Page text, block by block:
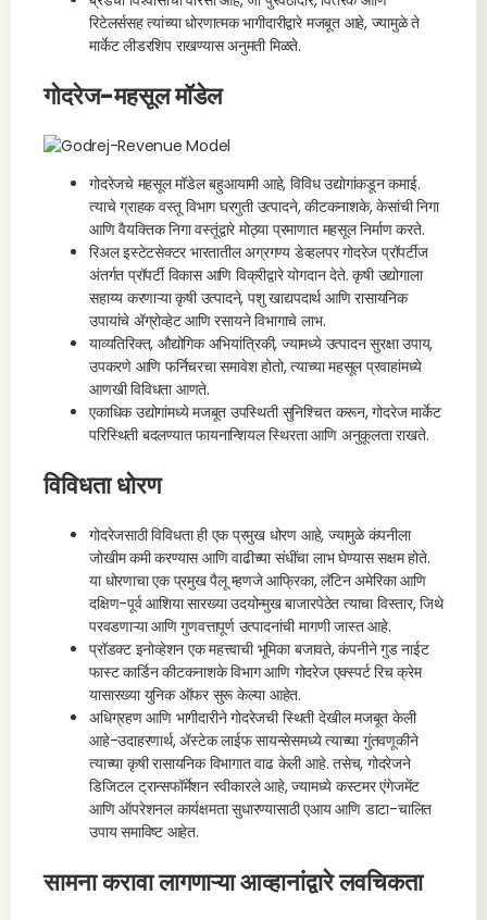
रिटेलर्ससह त्यांच्या धोरणात्मक भागीदारीद्वारे मजबूत आहे, ज्यामुळे ते
मार्केट लीडरशिप राखण्यास अनुमती मिळते.
गोदरेज-महसूल मॉडेल
गोदरेजचे महसूल मॉडेल बहुआयामी आहे, विविध उद्योगांकडून कमाई.
त्याचे ग्राहक वस्तू विभाग घरगुती उत्पादने, कीटकनाशके, केसांची निगा
आणि वैयक्तिक निगा वस्तूंद्वारे मोठ्या प्रमाणात महसूल निर्माण करते.
रिअल इस्टेटसेक्टर भारतातील अग्रगण्य डेव्हलपर गोदरेज प्रॉपर्टीज
अंतर्गत प्रॉपर्टी विकास आणि विक्रीद्वारे योगदान देते. कृषी उद्योगाला
सहाय्य करणाऱ्या कृषी उत्पादने, पशु खाद्यपदार्थ आणि रासायनिक
उपायांचे ॲग्रोव्हेट आणि रसायने विभागाचे लाभ.
याव्यतिरिक्त, औद्योगिक अभियांत्रिकी, ज्यामध्ये उत्पादन सुरक्षा उपाय,
उपकरणे आणि फर्निचरचा समावेश होतो, त्याच्या महसूल प्रवाहांमध्ये
आणखी विविधता आणते.
एकाधिक उद्योगांमध्ये मजबूत उपस्थिती सुनिश्चित करून, गोदरेज मार्केट
परिस्थिती बदलण्यात फायनान्शियल स्थिरता आणि अनुकूलता राखते.
विविधता धोरण
गोदरेजसाठी विविधता ही एक प्रमुख धोरण आहे, ज्यामुळे कंपनीला
जोखीम कमी करण्यास आणि वाढीच्या संधींचा लाभ घेण्यास सक्षम होते.
या धोरणाचा एक प्रमुख पैलू म्हणजे आफ्रिका, लॅटिन अमेरिका आणि
दक्षिण-पूर्व आशिया सारख्या उदयोन्मुख बाजारपेठेत त्याचा विस्तार, जिथे
परवडणाऱ्या आणि गुणवत्तापूर्ण उत्पादनांची मागणी जास्त आहे.
प्रॉडक्ट इनोव्हेशन एक महत्त्वाची भूमिका बजावते, कंपनीने गुड नाईट
फास्ट कार्डिन कीटकनाशके विभाग आणि गोदरेज एक्स्पर्ट रिच क्रेम
यासारख्या युनिक ऑफर सुरू केल्या आहेत.
अधिग्रहण आणि भागीदारीने गोदरेजची स्थिती देखील मजबूत केली
आहे-उदाहरणार्थ, ॲस्टेक लाईफ सायन्सेसमध्ये त्याच्या गुंतवणूकीने
त्याच्या कृषी रासायनिक विभागात वाढ केली आहे. तसेच, गोदरेजने
डिजिटल ट्रान्सफॉर्मेशन स्वीकारले आहे, ज्यामध्ये कस्टमर एंगेजमेंट
आणि ऑपरेशनल कार्यक्षमता सुधारण्यासाठी एआय आणि डाटा-चालित
उपाय समाविष्ट आहेत.
सामना करावा लागणाऱ्या आव्हानांद्वारे लवचिकता